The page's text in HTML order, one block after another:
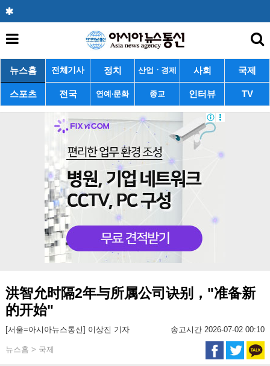
뉴스홈 전체기사 정치 산업ㆍ경제 사회 국제
스포츠 전국 연예·문화 종교 인터뷰 TV
洪智允时隔2年与所属公司诀别，"准备新
的开始"
[서울=아시아뉴스통신] 이상진 기자 송고시간 2026-07-02 00:10
뉴스홈 > 국제